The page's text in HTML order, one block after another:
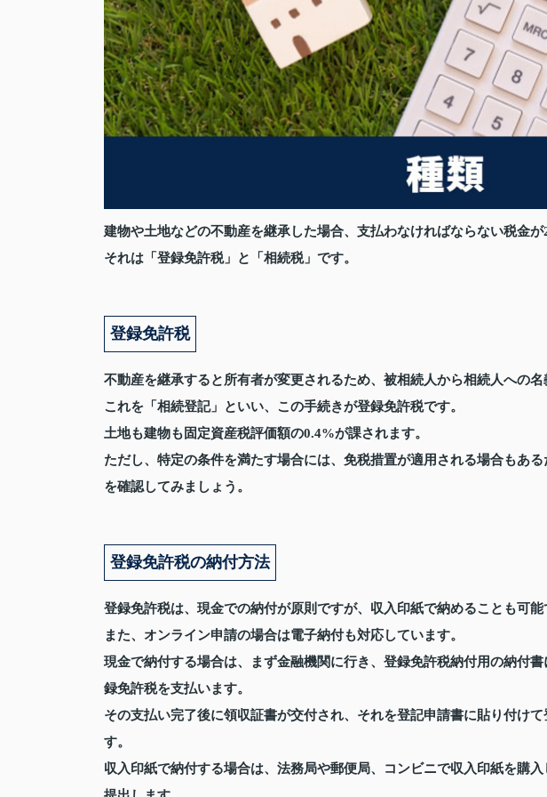
建物や土地などの不動産を継承した場合、支払わなければならない税金が
それは「登録免許税」と「相続税」です。
登録免許税
不動産を継承すると所有者が変更されるため、被相続人から相続人への名
これを「相続登記」といい、この手続きが登録免許税です。
土地も建物も固定資産税評価額の0.4%が課されます。
ただし、特定の条件を満たす場合には、免税措置が適用される場合もあ
を確認してみましょう。
登録免許税の納付方法
登録免許税は、現金での納付が原則ですが、収入印紙で納めることも可能
また、オンライン申請の場合は電子納付も対応しています。
現金で納付する場合は、まず金融機関に行き、登録免許税納付用の納付
録免許税を支払います。
その支払い完了後に領収証書が交付され、それを登記申請書に貼り付け
す。
収入印紙で納付する場合は、法務局や郵便局、コンビニで収入印紙を購